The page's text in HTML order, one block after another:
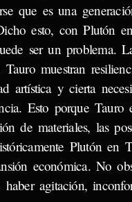
que es una
esto, con Plutón
ser un problema.
muestran
artística y cierta
Esto porque Tauro
de materiales, las
Plutón en
económica. No
agitación,